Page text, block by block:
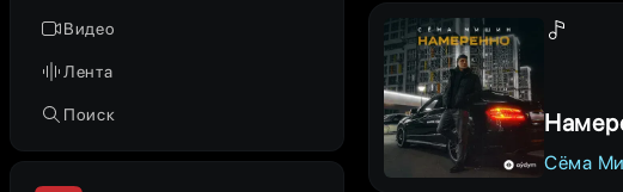
Видео
Лента
Поиск
Сёма